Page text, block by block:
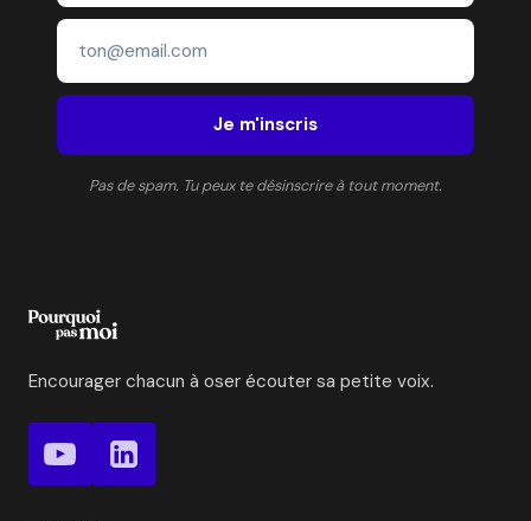
Je m'inscris
Pas de spam. Tu peux te désinscrire à tout moment.
Encourager chacun à oser écouter sa petite voix.